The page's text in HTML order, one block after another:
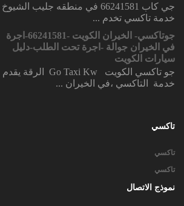
جي كاب 66241581 في منطقه جليب
خدمة تاكسي تخدم ...
جوتاكسي- الخيران الكويت -66241581-اجرة
في الخيران جوالة -اجرة تحت الطلب-دليل
سيارات الكويت
جو تاكسي الكويت Go Taxi Kw الرقة يقدم
خدمة التاكسي ،في الخيران ...
تاكسي
تاكسي
تاكسي
نموذج الاتصال